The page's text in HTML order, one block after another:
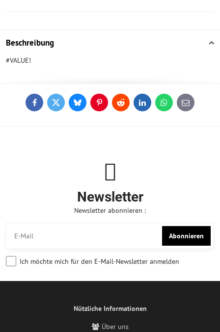
Beschreibung
#VALUE!
FacebookTwitterBlueskyPinterestReddit LinkedInWhatsApp
E-
mail
Newsletter
Newsletter abonnieren :
Abonnieren
Ich möchte mich für den E-Mail-Newsletter anmelden
Nützliche Informationen
Über uns